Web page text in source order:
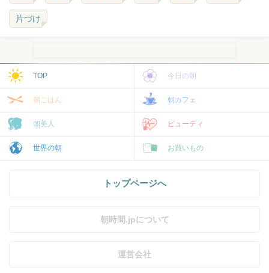
片づけ
TOP 今日の朝
朝ごはん 朝カフェ
朝美人 ビューティ
世界の朝 お買いもの
トップページへ
朝時間.jpについて
運営会社